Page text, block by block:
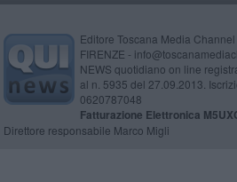
Editore Toscana Media
FIRENZE -
NEWS quotidiano on line
al n. 5935 del 27.09.2013.
0620787048
Fatturazione Elettronica
Direttore responsabile Marco Migli